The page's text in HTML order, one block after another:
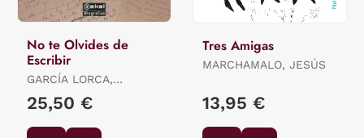
No te Olvides de
Escribir
GARCÍA LORCA,
25,50 €
Tres Amigas
MARCHAMALO, JESÚS
13,95 €